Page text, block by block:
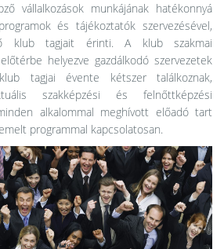
vállalkozások munkájának hatékonnyá
és tájékoztatók szervezésével,
klub tagjait érinti. A klub szakmai
helyezve gazdálkodó szervezetek
tagjai évente kétszer találkoznak,
szakképzési és felnőttképzési
alkalommal meghívott előadó tart
programmal kapcsolatosan.